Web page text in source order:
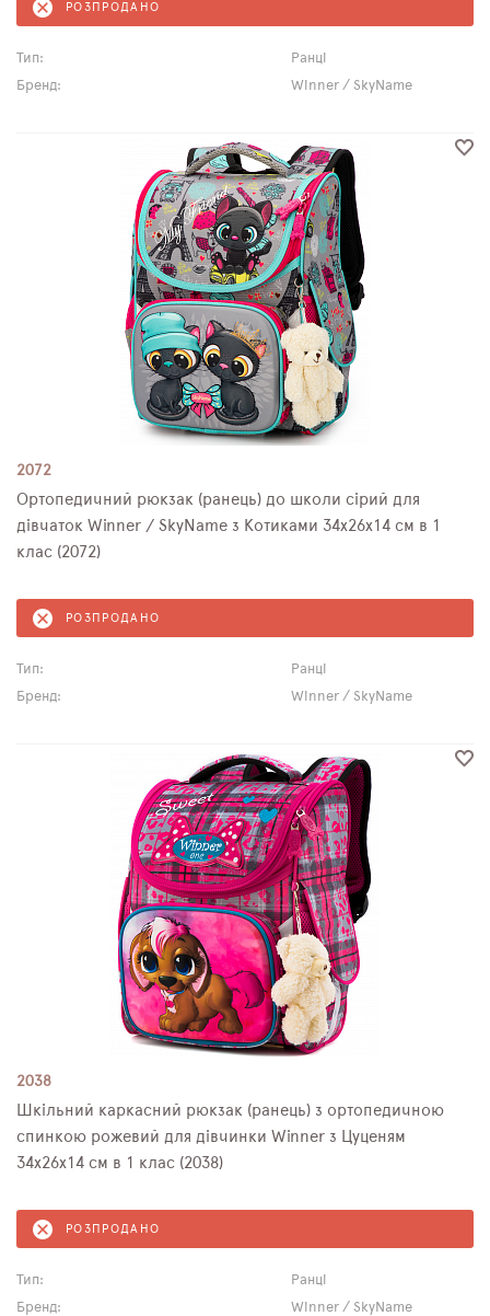
РОЗПРОДАНО
Тип:
Ранці
Бренд:
Winner / SkyName
2072
Ортопедичний рюкзак (ранець) до школи сірий для
дівчаток Winner / SkyName з Котиками 34х26х14 см в 1
клас (2072)
РОЗПРОДАНО
Тип:
Ранці
Бренд:
Winner / SkyName
2038
Шкільний каркасний рюкзак (ранець) з ортопедичною
спинкою рожевий для дівчинки Winner з Цуценям
34х26х14 см в 1 клас (2038)
РОЗПРОДАНО
Тип:
Ранці
Бренд:
Winner / SkyName